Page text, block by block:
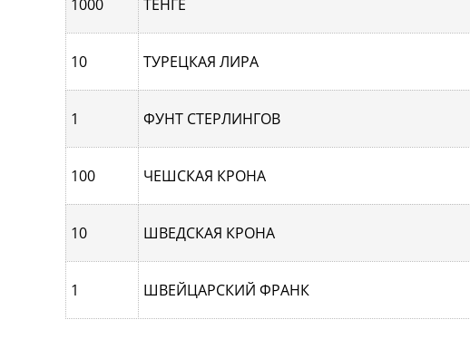
1000 ТЕНГЕ
10 ТУРЕЦКАЯ ЛИРА
1 ФУНТ СТЕРЛИНГОВ
100 ЧЕШСКАЯ КРОНА
10 ШВЕДСКАЯ КРОНА
1 ШВЕЙЦАРСКИЙ ФРАНК